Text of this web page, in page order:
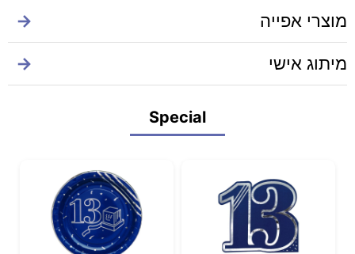
מוצרי אפייה →
מיתוג אישי →
Special